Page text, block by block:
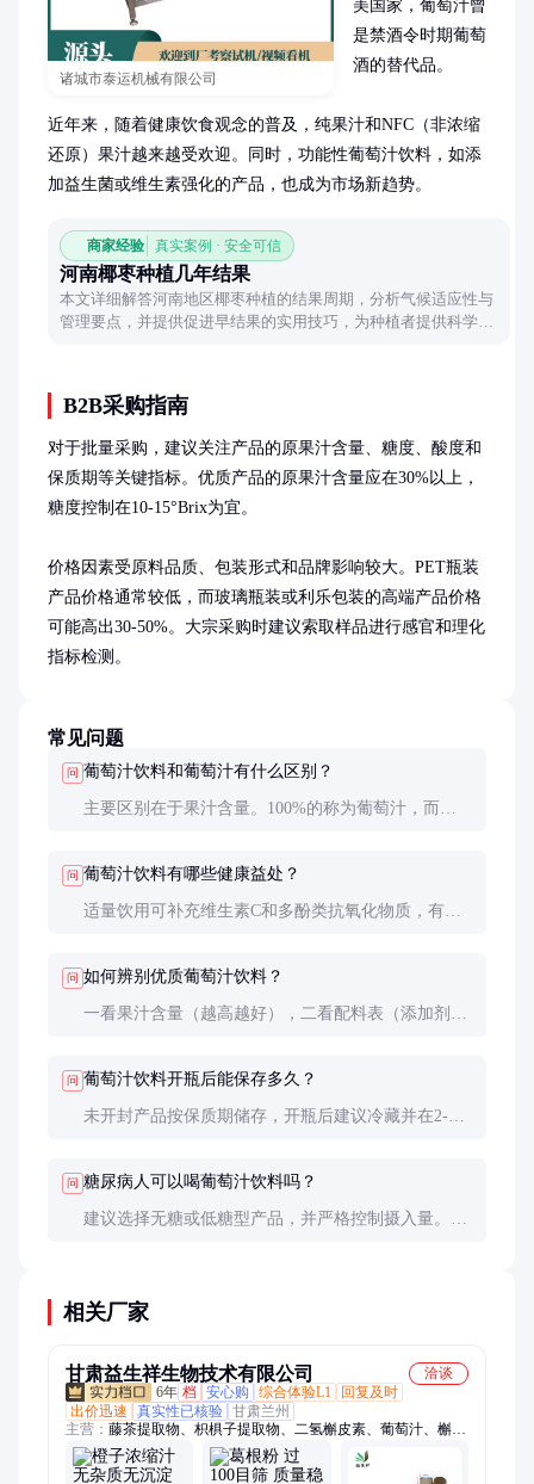
诸城市泰运机械有限公司
美国家，葡萄汁曾
是禁酒令时期葡萄
酒的替代品。
近年来，随着健康饮食观念的普及，纯果汁和NFC（非浓缩
还原）果汁越来越受欢迎。同时，功能性葡萄汁饮料，如添
加益生菌或维生素强化的产品，也成为市场新趋势。
商家经验 真实案例 · 安全可信
河南椰枣种植几年结果
本文详细解答河南地区椰枣种植的结果周期，分析气候适应性与
管理要点，并提供促进早结果的实用技巧，为种植者提供科学参
B2B采购指南
对于批量采购，建议关注产品的原果汁含量、糖度、酸度和
保质期等关键指标。优质产品的原果汁含量应在30%以上，
糖度控制在10-15°Brix为宜。
价格因素受原料品质、包装形式和品牌影响较大。PET瓶装
产品价格通常较低，而玻璃瓶装或利乐包装的高端产品价格
可能高出30-50%。大宗采购时建议索取样品进行感官和理化
指标检测。
常见问题
问 葡萄汁饮料和葡萄汁有什么区别？
主要区别在于果汁含量。100%的称为葡萄汁，而添
问 葡萄汁饮料有哪些健康益处？
适量饮用可补充维生素C和多酚类抗氧化物质，有助
问 如何辨别优质葡萄汁饮料？
一看果汁含量（越高越好），二看配料表（添加剂越
问 葡萄汁饮料开瓶后能保存多久？
未开封产品按保质期储存，开瓶后建议冷藏并在2-3
问 糖尿病人可以喝葡萄汁饮料吗？
建议选择无糖或低糖型产品，并严格控制摄入量。最
相关厂家
甘肃益生祥生物技术有限公司
洽谈
6年 档 安心购 综合体验L1
回复及时
出价迅速
真实性已核验 甘肃兰州
主营： 藤茶提取物、枳椇子提取物、二氢槲皮素、葡萄汁、槲皮
素、地龙蛋白肽、马齿苋提取物、甘草提取物、黄芪粉、罗汉果
粉、鱼腥草提取物、淡竹叶提取物、竹叶黄酮、葛根提取物、玉